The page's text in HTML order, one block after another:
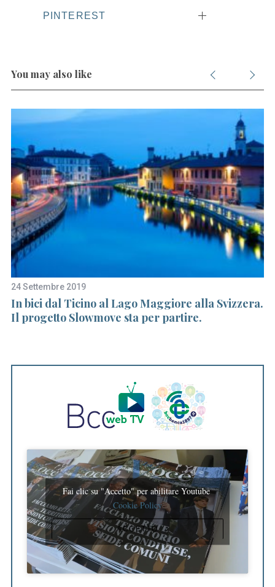
PINTEREST
You may also like
24 Settembre 2019
In bici dal Ticino al Lago Maggiore alla Svizzera.
Il progetto Slowmove sta per partire.
Fai clic su "Accetto" per abilitare Youtube
Cookie Policy
ACCETTO